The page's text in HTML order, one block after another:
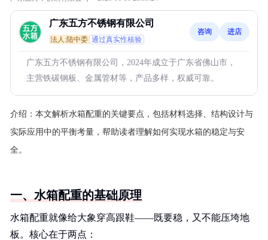
广东五方不锈钢有限公司
法人:陆中委 通过真实性核验
咨询 进店
广东五方不锈钢有限公司，2024年成立于广东省佛山市，
主营铁碳钢板、金属管材等，产品多样，权威可靠。
介绍： 本文解析水箱配重的关键要点，包括材料选择、结构设计与
实际应用中的平衡考量，帮助读者理解如何实现水箱的稳定与安
全。
一、水箱配重的基础原理
水箱配重就像给大象穿高跟鞋——既要稳，又不能压垮地
板。核心在于两点：